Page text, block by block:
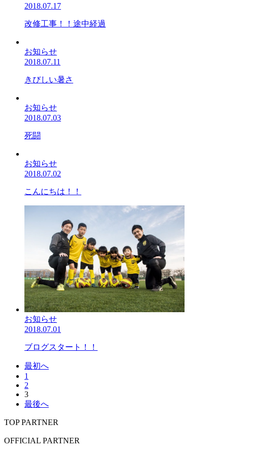
2018.07.17
改修工事！！途中経過
お知らせ
2018.07.11
きびしい暑さ
お知らせ
2018.07.03
死闘
お知らせ
2018.07.02
こんにちは！！
お知らせ
2018.07.01
ブログスタート！！
最初へ
1
2
3
最後へ
TOP PARTNER
OFFICIAL PARTNER